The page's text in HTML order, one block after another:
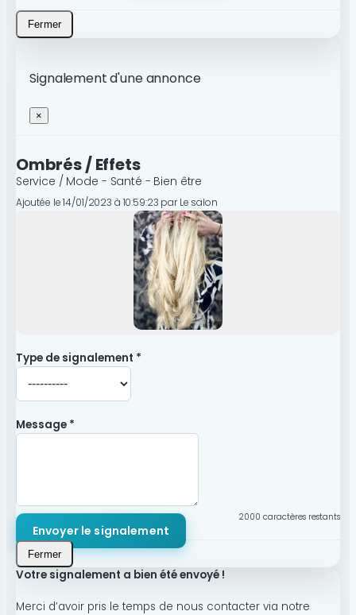
Fermer
Signalement d'une annonce
×
Ombrés / Effets
Service / Mode - Santé - Bien être
Ajoutée le 14/01/2023 à 10:59:23 par Le salon
Type de signalement *
Message *
2000 caractères restants
Envoyer le signalement
Fermer
Votre signalement a bien été envoyé !
Merci d’avoir pris le temps de nous contacter via notre